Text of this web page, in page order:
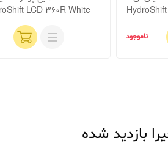
LCD 360R White
ناموجود
بازدید شده